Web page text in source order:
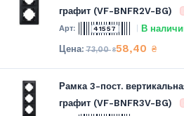
графит (VF-BNFR2V-BG)
41557 В
73,00₴58,40 ₴
Рамка 3-пост.
графит (VF-BNFR3V-BG)